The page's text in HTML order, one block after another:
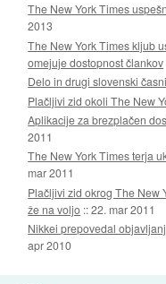
The New York Times
2013
The New York Times kljub
omejuje dostopnost člankov
Delo in drugi slovenski
Plačljivi zid okoli The New
Aplikacije za brezplačen
2011
The New York Times terja
mar 2011
Plačljivi zid okrog The New
že na voljo ::22. mar 2011
Nikkei prepovedal
apr 2010